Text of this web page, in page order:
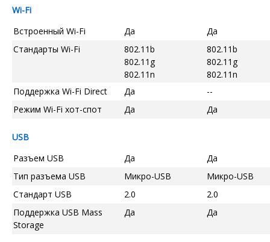
Wi-Fi
Встроенный Wi-Fi
Да
Да
Стандарты Wi-Fi
802.11b
802.11g
802.11n
802.11b
802.11g
802.11n
Поддержка Wi-Fi Direct
Да
--
Режим Wi-Fi хот-спот
Да Да
USB
Разъем USB
Да
Да
Тип разъема USB
Микро-USB
Микро-USB
Стандарт USB
2.0
2.0
Поддержка USB Mass
Storage
Да Да